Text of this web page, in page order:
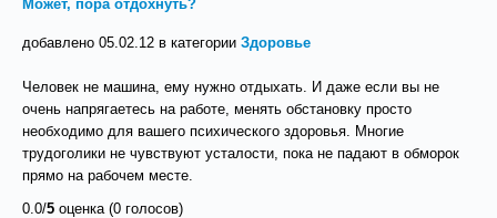
Может, пора отдохнуть?
добавлено 05.02.12 в категории Здоровье
Человек не машина, ему нужно отдыхать. И даже если вы не
очень напрягаетесь на работе, менять обстановку просто
необходимо для вашего психического здоровья. Многие
трудоголики не чувствуют усталости, пока не падают в обморок
прямо на рабочем месте.
0.0/5 оценка (0 голосов)